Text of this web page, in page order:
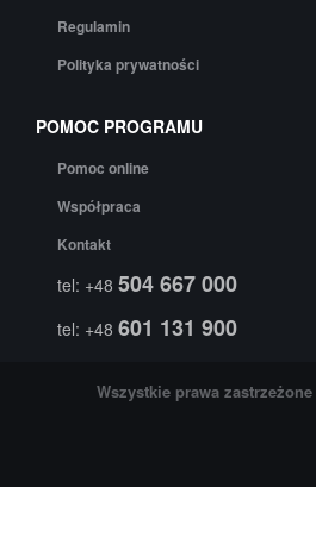
Regulamin
Polityka prywatności
POMOC PROGRAMU
Pomoc online
Współpraca
Kontakt
tel: +48 504 667 000
tel: +48 601 131 900
Wszystkie prawa zastrzeżone